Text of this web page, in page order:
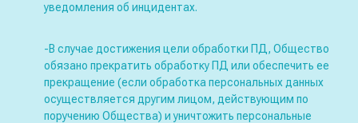
уведомления об инцидентах.
-В случае достижения цели обработки ПД, Общество
обязано прекратить обработку ПД или обеспечить ее
прекращение (если обработка персональных данных
осуществляется другим лицом, действующим по
поручению Общества) и уничтожить персональные